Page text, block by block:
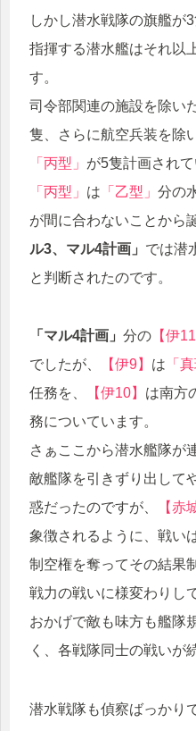
しかし潜水戦隊の旗艦が
指揮する潜水艦はそれ以
す。
司令部関連の施設を除い
隻、さらに航空兵装を除
「丙型」 が5隻計画されて
「丙型」 は 「乙型」 分の
が間に合わないことから
ル3、マル4計画」 では潜
と判断されたのです。
「マル4計画」 分の 【伊11
でしたが、
【伊9】 は 「
任務を、
【伊10】 は南方
務についています。
さぁここから潜水艦隊が
敵艦隊を引きずり出して
惑だったのですが、
【赤
象徴されるように、戦い
制空権を奪ってその結果
戦力の戦いに様変わりし
おかげで敵も味方も艦隊
く、各戦隊同士の戦いが
潜水戦隊も偵察ばっかり